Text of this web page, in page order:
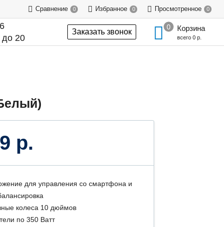
Сравнение 0 Избранное 0 Просмотренное 0
20
Заказать звонок Корзина
всего 0 р.
р.
для управления со смартфона и
колеса 10 дюймов
по 350 Ватт